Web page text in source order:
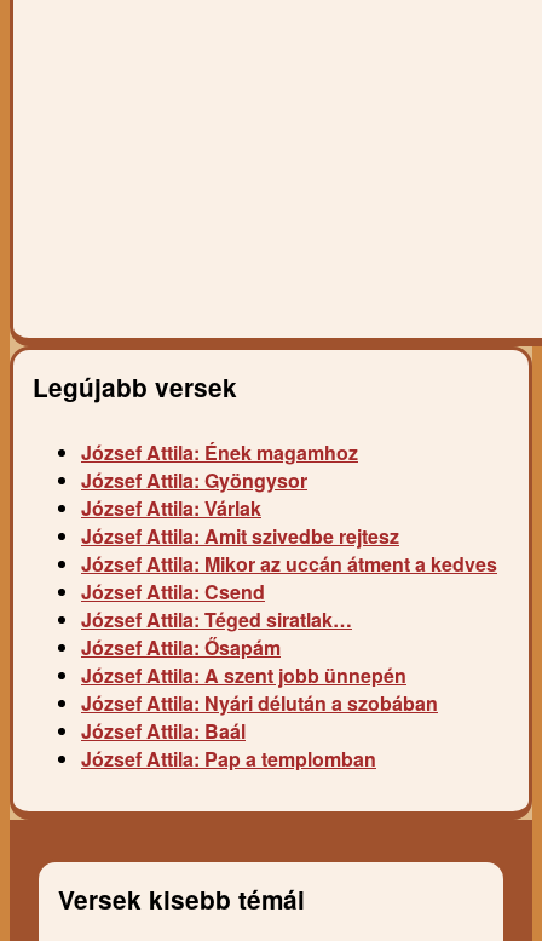
Legújabb versek
József Attila: Ének magamhoz
József Attila: Gyöngysor
József Attila: Várlak
József Attila: Amit szivedbe rejtesz
József Attila: Mikor az uccán átment a kedves
József Attila: Csend
József Attila: Téged siratlak…
József Attila: Ősapám
József Attila: A szent jobb ünnepén
József Attila: Nyári délután a szobában
József Attila: Baál
József Attila: Pap a templomban
Versek kisebb témái